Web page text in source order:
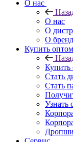
О нас
О нас
О
О
Купить оптом
Купить
Стать
Стать
Узнать